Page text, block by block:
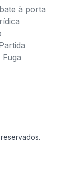
à porta
Fuga